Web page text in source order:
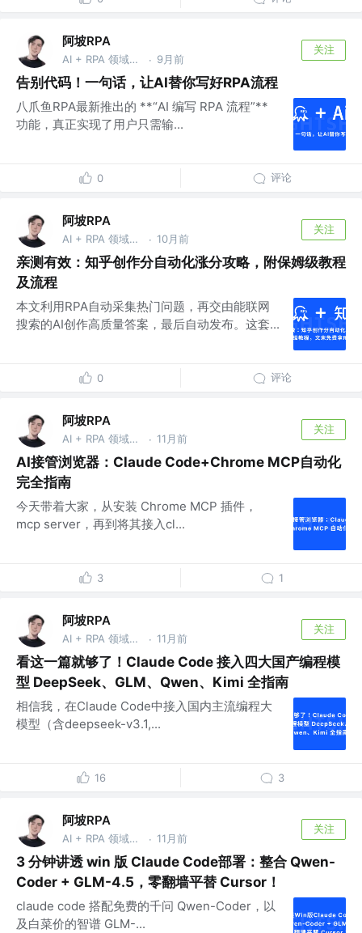
阿坡RPA
AI + RPA 领域持续深耕者，专注于分享本地知识库及 AI 自动化工作流实战干货， vx：ao-ai-coding · 9月前
关注
告别代码！一句话，让AI替你写好RPA流程
八爪鱼RPA最新推出的 **“AI 编写 RPA 流程”**
功能，真正实现了用户只需输...
0 评论
阿坡RPA
AI + RPA 领域持续深耕者，专注于分享本地知识库及 AI 自动化工作流实战干货， vx：ao-ai-coding · 10月前
关注
亲测有效：知乎创作分自动化涨分攻略，附保姆级教程
及流程
本文利用RPA自动采集热门问题，再交由能联网
搜索的AI创作高质量答案，最后自动发布。这套...
0 评论
阿坡RPA
AI + RPA 领域持续深耕者，专注于分享本地知识库及 AI 自动化工作流实战干货， vx：ao-ai-coding · 11月前
关注
AI接管浏览器：Claude Code+Chrome MCP自动化
完全指南
今天带着大家，从安装 Chrome MCP 插件，
mcp server，再到将其接入cl...
3 1
阿坡RPA
AI + RPA 领域持续深耕者，专注于分享本地知识库及 AI 自动化工作流实战干货， vx：ao-ai-coding · 11月前
关注
看这一篇就够了！Claude Code 接入四大国产编程模
型 DeepSeek、GLM、Qwen、Kimi 全指南
相信我，在Claude Code中接入国内主流编程大
模型（含deepseek-v3.1,...
16 3
阿坡RPA
AI + RPA 领域持续深耕者，专注于分享本地知识库及 AI 自动化工作流实战干货， vx：ao-ai-coding · 11月前
关注
3 分钟讲透 win 版 Claude Code部署：整合 Qwen-
Coder + GLM-4.5，零翻墙平替 Cursor！
claude code 搭配免费的千问 Qwen-Coder，以
及白菜价的智谱 GLM-...